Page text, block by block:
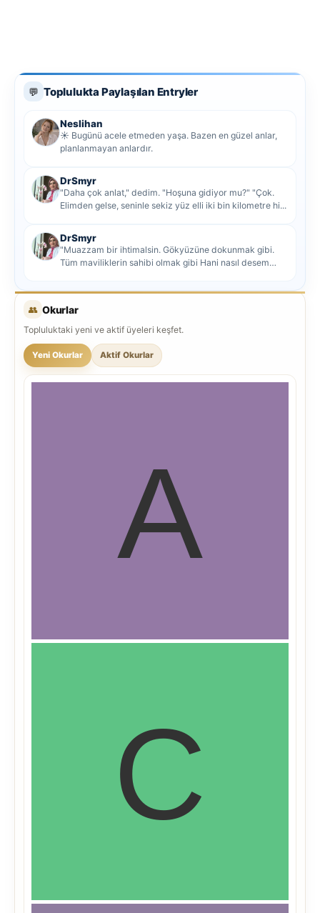
💬 Toplulukta Paylaşılan Entryler
Neslihan
☀️ Bugünü acele etmeden yaşa. Bazen en güzel anlar,
planlanmayan anlardır.
DrSmyr
"Daha çok anlat," dedim. "Hoşuna gidiyor mu?" "Çok.
Elimden gelse, seninle sekiz yüz elli iki bin kilometre hi...
DrSmyr
"Muazzam bir ihtimalsin. Gökyüzüne dokunmak gibi.
Tüm maviliklerin sahibi olmak gibi Hani nasıl desem
👥 Okurlar
Topluluktaki yeni ve aktif üyeleri keşfet.
Yeni Okurlar Aktif Okurlar